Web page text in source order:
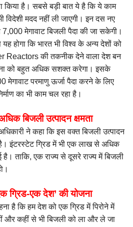
किया है। सबसे बड़ी बात ये है कि ये काम
विदेशी मदद नहीं ली जाएगी। इन दस नए
7,000 मेगावाट बिजली पैदा की जा सकेगी।
होगा कि भारत भी विश्व के अन्य देशों को
Reactors की तकनीक देने वाला देश बन
को बहुत अधिक सशक्त करेगा। इसके
परमाणु ऊर्जा पैदा करने के लिए
का भी काम चल रहा है।
बिजली उत्पादन क्षमता
ने कहा कि इस वक्त बिजली उत्पादन
इंटरस्टेट ग्रिड में भी एक लाख से अधिक
है। ताकि, एक राज्य से दूसरे राज्य में बिजली
ग्रिड-एक देश’ की योजना
है कि हम देश को एक ग्रिड में पिरोने में
कहीं से भी बिजली को ला और ले जा